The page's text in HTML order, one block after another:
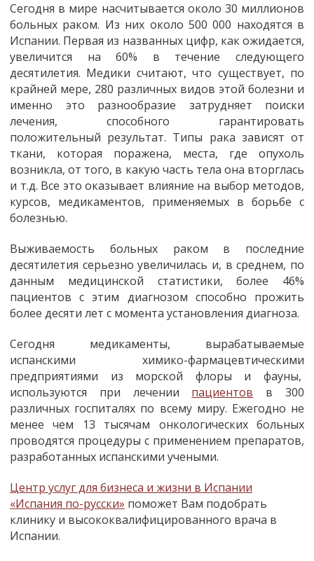
Сегодня в мире насчитывается около 30 миллионов
больных раком. Из них около 500 000 находятся в
Испании. Первая из названных цифр, как ожидается,
увеличится на 60% в течение следующего
десятилетия. Медики считают, что существует, по
крайней мере, 280 различных видов этой болезни и
именно это разнообразие затрудняет поиски
лечения, способного гарантировать
положительный результат. Типы рака зависят от
ткани, которая поражена, места, где опухоль
возникла, от того, в какую часть тела она вторглась
и т.д. Все это оказывает влияние на выбор методов,
курсов, медикаментов, применяемых в борьбе с
болезнью.
Выживаемость больных раком в последние
десятилетия серьезно увеличилась и, в среднем, по
данным медицинской статистики, более 46%
пациентов с этим диагнозом способно прожить
более десяти лет с момента установления диагноза.
Сегодня медикаменты, вырабатываемые
испанскими химико-фармацевтическими
предприятиями из морской флоры и фауны,
используются при лечении пациентов в 300
различных госпиталях по всему миру. Ежегодно не
менее чем 13 тысячам онкологических больных
проводятся процедуры с применением препаратов,
разработанных испанскими учеными.
Центр услуг для бизнеса и жизни в Испании
«Испания по-русски» поможет Вам подобрать
клинику и высококвалифицированного врача в
Испании.